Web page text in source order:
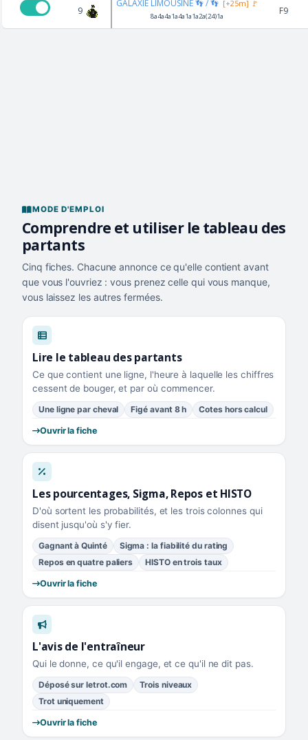
9
GALAXIE LIMOUSINE 👣 / 👣 [+25m] 🚩
8a4a4a1a4a1a1a2a(24)1a F9
MODE D'EMPLOI
Comprendre et utiliser le tableau des
partants
Cinq fiches. Chacune annonce ce qu'elle contient avant
que vous l'ouvriez : vous prenez celle qui vous manque,
vous laissez les autres fermées.
Lire le tableau des partants
Ce que contient une ligne, l'heure à laquelle les chiffres
cessent de bouger, et par où commencer.
Une ligne par cheval Figé avant 8 h Cotes hors calcul
Ouvrir la fiche
Les pourcentages, Sigma, Repos et HISTO
D'où sortent les probabilités, et les trois colonnes qui
disent jusqu'où s'y fier.
Gagnant à Quinté
Sigma : la fiabilité du rating
Repos en quatre paliers
HISTO en trois taux
Ouvrir la fiche
L'avis de l'entraîneur
Qui le donne, ce qu'il engage, et ce qu'il ne dit pas.
Déposé sur letrot.com
Trois niveaux
Trot uniquement
Ouvrir la fiche